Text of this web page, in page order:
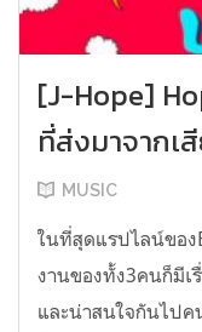
[J-Hope]
ที่ส่งมาจากเ
MUSIC
ในที่สุดแรปไลน์ของ
งานของทั้ง3คนก็มีเ
และน่าสนใจกันไปค